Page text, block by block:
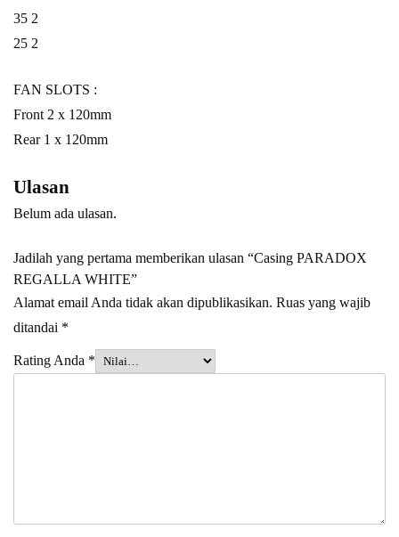
35 2
25 2
FAN SLOTS :
Front 2 x 120mm
Rear 1 x 120mm
Ulasan
Belum ada ulasan.
Jadilah yang pertama memberikan ulasan “Casing PARADOX
REGALLA WHITE”
Alamat email Anda tidak akan dipublikasikan. Ruas yang wajib
ditandai *
Rating Anda *